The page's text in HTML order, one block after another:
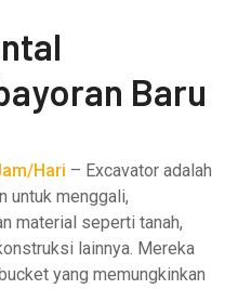
Baru
Hari – Excavator adalah
untuk menggali,
material seperti tanah,
lainnya. Mereka
yang memungkinkan